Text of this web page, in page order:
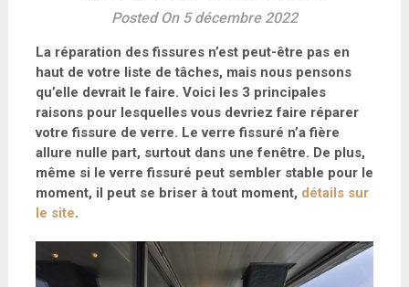
Posted On 5 décembre 2022
La réparation des fissures n’est peut-être pas en
haut de votre liste de tâches, mais nous pensons
qu’elle devrait le faire. Voici les 3 principales
raisons pour lesquelles vous devriez faire réparer
votre fissure de verre. Le verre fissuré n’a fière
allure nulle part, surtout dans une fenêtre. De plus,
même si le verre fissuré peut sembler stable pour le
moment, il peut se briser à tout moment, détails sur
le site.